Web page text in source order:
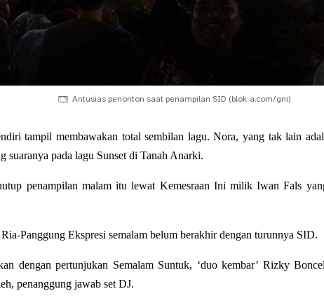
Antusias penonton saat penampilan SID (blok-a.com/gni)
tampil membawakan total sembilan lagu. Nora, yang tak lain
suaranya pada lagu Sunset di Tanah Anarki.
penampilan malam itu lewat Kemesraan Ini milik Iwan Fals
Panggung Ekspresi semalam belum berakhir dengan turunnya SID.
dengan pertunjukan Semalam Suntuk, ‘duo kembar’ Rizky
penanggung jawab set DJ.